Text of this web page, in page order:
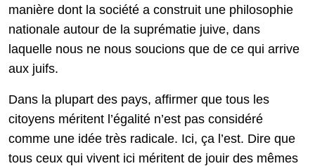
manière dont la société a construit une philosophie
nationale autour de la suprématie juive, dans
laquelle nous ne nous soucions que de ce qui arrive
aux juifs.
Dans la plupart des pays, affirmer que tous les
citoyens méritent l’égalité n’est pas considéré
comme une idée très radicale. Ici, ça l’est. Dire que
tous ceux qui vivent ici méritent de jouir des mêmes